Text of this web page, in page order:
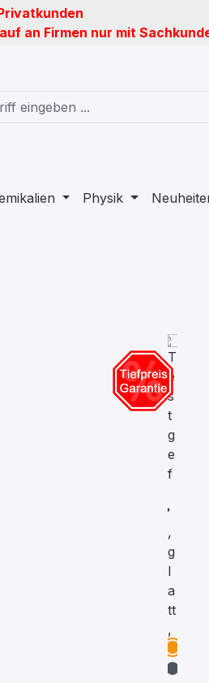
an Firmen nur mit
Physik